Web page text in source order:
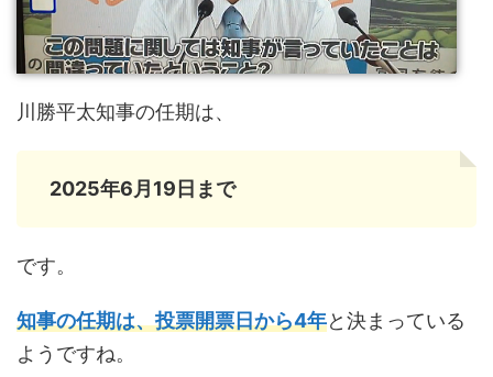
川勝平太知事の任期は、
2025年6月19日まで
です。
知事の任期は、投票開票日から4年と決まっている
ようですね。